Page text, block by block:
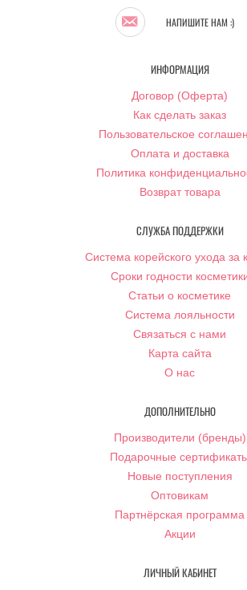
НАПИШИТЕ НАМ :)
ИНФОРМАЦИЯ
Договор (Оферта)
Как сделать заказ
Пользовательское
Оплата и доставка
Политика
Возврат товара
СЛУЖБА ПОДДЕРЖКИ
Система корейского ухода за
Сроки годности
Статьи о косметике
Система лояльности
Связаться с нами
Карта сайта
О нас
ДОПОЛНИТЕЛЬНО
Производители (бренды)
Подарочные
Новые поступления
Оптовикам
Партнёрская программа
Акции
ЛИЧНЫЙ КАБИНЕТ